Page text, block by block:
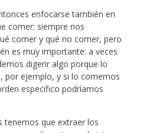
enfocarse también en
comer: siempre nos
comer y qué no comer, pero
es muy importante: a veces
digerir algo porque lo
por ejemplo, y si lo comemos
específico podríamos
tenemos que extraer los